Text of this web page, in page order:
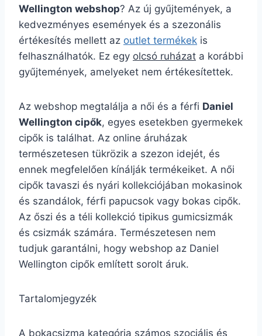
Wellington webshop? Az új gyűjtemények, a
kedvezményes események és a szezonális
értékesítés mellett az outlet termékek is
felhasználhatók. Ez egy olcsó ruházat a korábbi
gyűjtemények, amelyeket nem értékesítettek.
Az webshop megtalálja a női és a férfi Daniel
Wellington cipők, egyes esetekben gyermekek
cipők is találhat. Az online áruházak
természetesen tükrözik a szezon idejét, és
ennek megfelelően kínálják termékeiket. A női
cipők tavaszi és nyári kollekciójában mokasinok
és szandálok, férfi papucsok vagy bokas cipők.
Az őszi és a téli kollekció tipikus gumicsizmák
és csizmák számára. Természetesen nem
tudjuk garantálni, hogy webshop az Daniel
Wellington cipők említett sorolt áruk.
Tartalomjegyzék
A bokacsizma kategória számos szociális és